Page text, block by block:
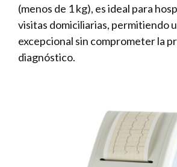
(menos de 1 kg), es ideal para
visitas domiciliarias, permitiendo
excepcional sin comprometer la
diagnóstico.